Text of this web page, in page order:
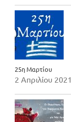
25η Μαρτίου
2 Απριλίου 2021